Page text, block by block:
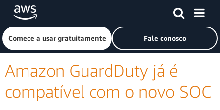
Pular para o conteúdo principal
Clique aqui para voltar à página inicial da Amazon Web
Comece a usar gratuitamente Fale conosco
Amazon GuardDuty já é
compatível com o novo SOC